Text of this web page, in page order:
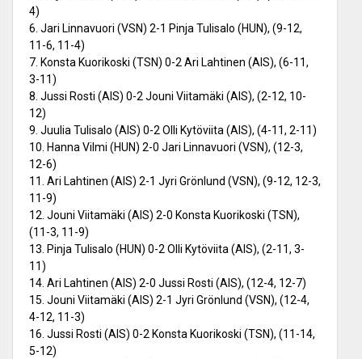
4)
6. Jari Linnavuori (VSN) 2-1 Pinja Tulisalo (HUN), (9-12,
11-6, 11-4)
7. Konsta Kuorikoski (TSN) 0-2 Ari Lahtinen (AIS), (6-11,
3-11)
8. Jussi Rosti (AIS) 0-2 Jouni Viitamäki (AIS), (2-12, 10-
12)
9. Juulia Tulisalo (AIS) 0-2 Olli Kytöviita (AIS), (4-11, 2-11)
10. Hanna Vilmi (HUN) 2-0 Jari Linnavuori (VSN), (12-3,
12-6)
11. Ari Lahtinen (AIS) 2-1 Jyri Grönlund (VSN), (9-12, 12-3,
11-9)
12. Jouni Viitamäki (AIS) 2-0 Konsta Kuorikoski (TSN),
(11-3, 11-9)
13. Pinja Tulisalo (HUN) 0-2 Olli Kytöviita (AIS), (2-11, 3-
11)
14. Ari Lahtinen (AIS) 2-0 Jussi Rosti (AIS), (12-4, 12-7)
15. Jouni Viitamäki (AIS) 2-1 Jyri Grönlund (VSN), (12-4,
4-12, 11-3)
16. Jussi Rosti (AIS) 0-2 Konsta Kuorikoski (TSN), (11-14,
5-12)